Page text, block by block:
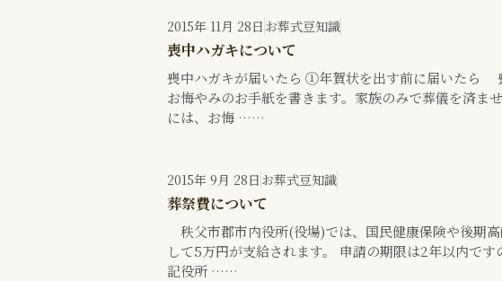
2015年 11月 28日 お葬式豆知識
喪中ハガキについて
喪中ハガキが届いたら ①年賀状を出す前に届いたら
お悔やみのお手紙を書きます。家族のみで葬儀を済ま
には、お悔 ……
2015年 9月 28日 お葬式豆知識
葬祭費について
秩父市郡市内役所(役場)では、国民健康保険や後期
して5万円が支給されます。 申請の期限は2年以内で
記役所 ……